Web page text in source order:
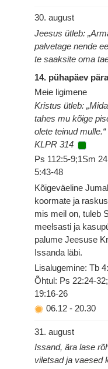
30. august
Jeesus ütleb:
palvetage nende
te saaksite oma
14. pühapäev
Meie ligimene
Kristus ütleb:
tahes mu kõige
olete teinud
KLPR 314
Ps 112:5-9;1Sm
5:43-48
Kõigeväeline
koormate ja
mis meil on, tuleb
meelsasti ja
palume Jeesuse
Issanda läbi.
Lisalugemine: Tb
Õhtul: Ps 22:24-
19:16-26
06.12 - 20.30
31. august
Issand, ära lase
viletsad ja vaesed